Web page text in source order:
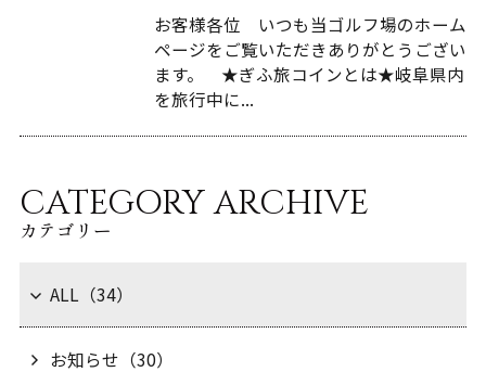
お客様各位 いつも当ゴルフ場のホーム
ページをご覧いただきありがとうござい
ます。 ★ぎふ旅コインとは★岐阜県内
を旅行中に...
CATEGORY ARCHIVE
カテゴリー
ALL（34）
お知らせ（30）